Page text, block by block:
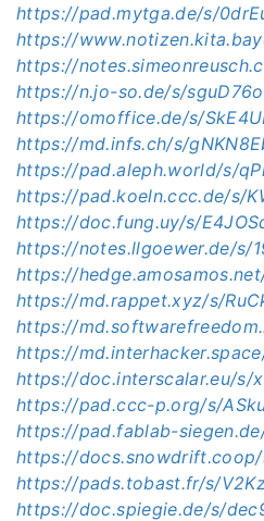
https://pad.mytga.de/s/
https://
https://
https://n.jo-so.de/s/
https://omoffice.de/s/
https://md.infs.ch/s/
https://pad.aleph.world/s/
https://pad.koeln.ccc.de/s/
https://doc.fung.uy/s/
https://notes.llgoewer.de/s/
https://
https://md.rappet.xyz/s/
https://
https://
https://doc.interscalar.eu/s/
https://pad.ccc-p.org/s/
https://pad.fablab-
https://
https://pads.tobast.fr/s/
https://doc.spiegie.de/s/